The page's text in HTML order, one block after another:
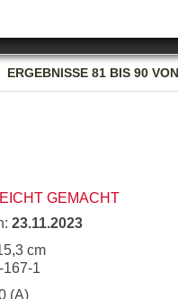
ERGEBNISSE81 BIS 90
GEMACHT
23.11.2023
cm
167-1
(A)
Anbieter Zweck
gabal-
Wird für die